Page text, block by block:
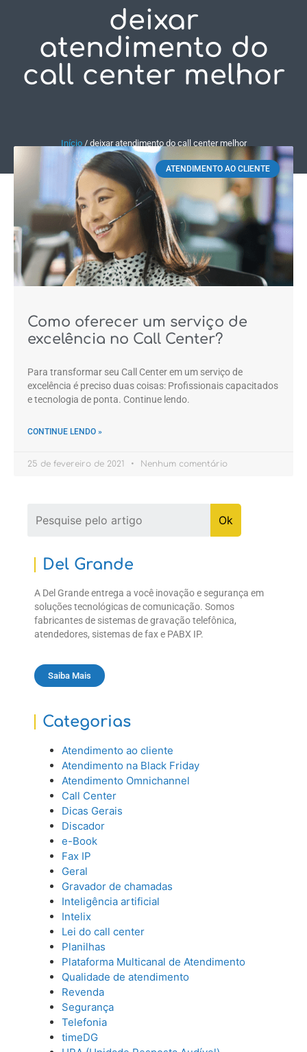
deixar
atendimento do
call center melhor
Início/ deixar atendimento do call center melhor
ATENDIMENTO AO CLIENTE
Como oferecer um serviço de
excelência no Call Center?
Para transformar seu Call Center em um serviço de
excelência é preciso duas coisas: Profissionais capacitados
e tecnologia de ponta. Continue lendo.
CONTINUE LENDO »
25 de fevereiro de 2021 Nenhum comentário
Del Grande
A Del Grande entrega a você inovação e segurança em
soluções tecnológicas de comunicação. Somos
fabricantes de sistemas de gravação telefônica,
atendedores, sistemas de fax e PABX IP.
Saiba Mais
Categorias
Atendimento ao cliente
Atendimento na Black Friday
Atendimento Omnichannel
Call Center
Dicas Gerais
Discador
e-Book
Fax IP
Geral
Gravador de chamadas
Inteligência artificial
Intelix
Lei do call center
Planilhas
Plataforma Multicanal de Atendimento
Qualidade de atendimento
Revenda
Segurança
Telefonia
timeDG